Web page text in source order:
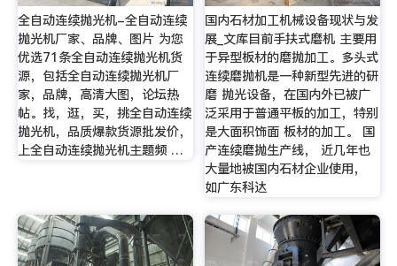
全自动连续抛光机-全自动连续
抛光机厂家、品牌、图片 为您
优选71条全自动连续抛光机货
源，包括全自动连续抛光机厂
家，品牌，高清大图，论坛热
帖。找，逛，买，挑全自动连续
抛光机，品质爆款货源批发价，
上全自动连续抛光机主题频 …
国内石材加工机械设备现状与发
展_文库目前手扶式磨机 主要用
于异型板材的磨抛加工。多头式
连续磨抛机是一种新型先进的研
磨 抛光设备，在国内外已被广
泛采用于普通平板的加工，特别
是大面积饰面 板材的加工。 国
产连续磨抛生产线， 近几年也
大量地被国内石材企业使用，
如广东科达